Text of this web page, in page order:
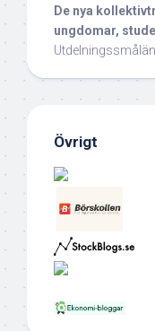
De nya
ungdomar,
Övrigt